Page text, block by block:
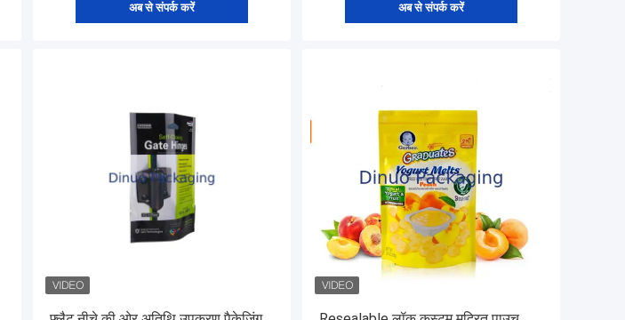
अब से संपर्क करें अब से संपर्क करें